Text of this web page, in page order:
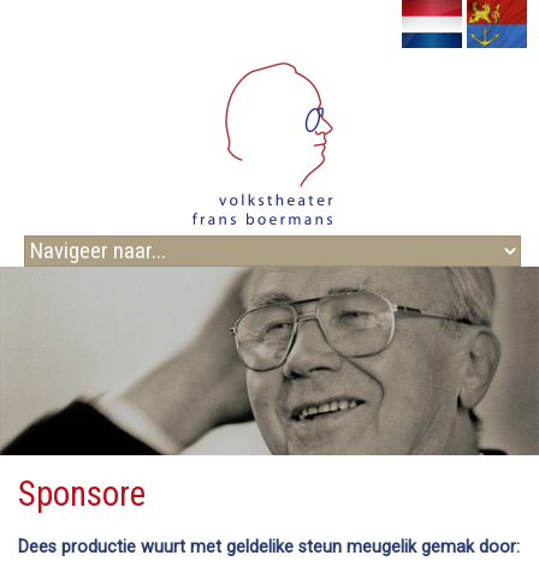
Sponsore
Dees productie wuurt met geldelike steun meugelik gemak door: